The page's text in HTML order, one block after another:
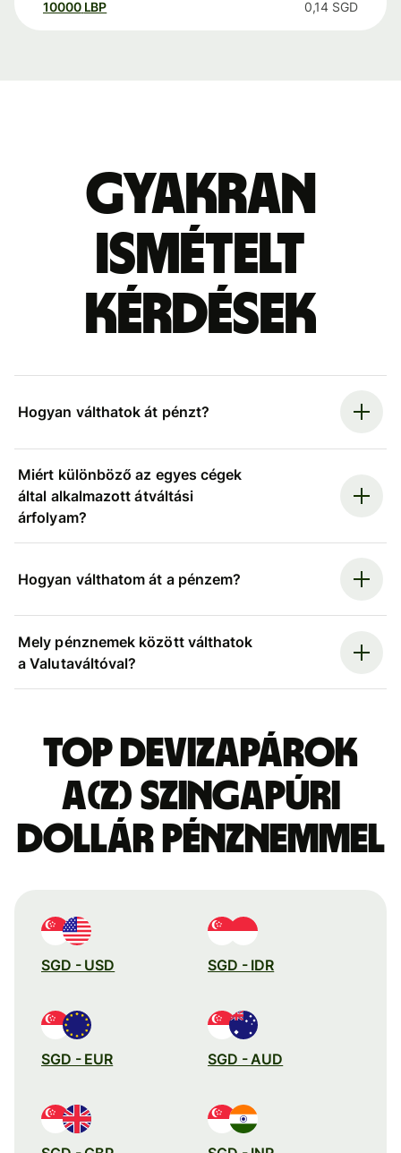
10000 LBP 0,14 SGD
Gyakran
ismételt
kérdések
Hogyan válthatok át pénzt?
Miért különböző az egyes cégek
által alkalmazott átváltási
árfolyam?
Hogyan válthatom át a pénzem?
Mely pénznemek között válthatok
a Valutaváltóval?
Top devizapárok
a(z) szingapúri
dollár pénznemmel
SGD - USD SGD - IDR
SGD - EUR SGD - AUD